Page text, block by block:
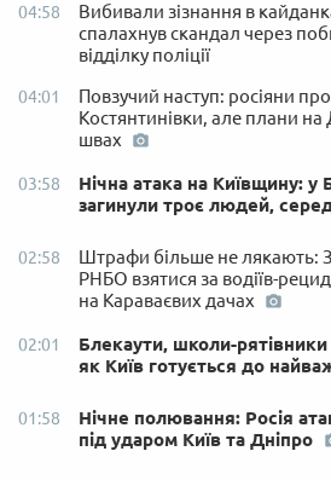
04:58
Вибивали зізнання в
спалахнув скандал через
відділку поліції
04:01
Повзучий наступ: росіяни
Костянтинівки, але плани
швах
03:58
Нічна атака на Київщину: у
загинули троє людей,
02:58
Штрафи більше не лякають:
РНБО взятися за водіїв-
на Караваєвих дачах
02:01
Блекаути, школи-рятівники
як Київ готується до
01:58
Нічне полювання: Росія
під ударом Київ та Дніпро